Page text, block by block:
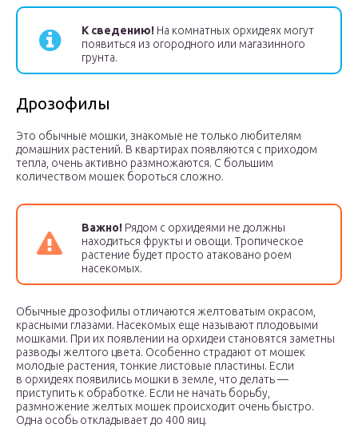
К сведению! На комнатных орхидеях могут
появиться из огородного или магазинного
грунта.
Дрозофилы
Это обычные мошки, знакомые не только любителям
домашних растений. В квартирах появляются с приходом
тепла, очень активно размножаются. С большим
количеством мошек бороться сложно.
Важно! Рядом с орхидеями не должны
находиться фрукты и овощи. Тропическое
растение будет просто атаковано роем
насекомых.
Обычные дрозофилы отличаются желтоватым окрасом,
красными глазами. Насекомых еще называют плодовыми
мошками. При их появлении на орхидеи становятся заметны
разводы желтого цвета. Особенно страдают от мошек
молодые растения, тонкие листовые пластины. Если
в орхидеях появились мошки в земле, что делать —
приступить к обработке. Если не начать борьбу,
размножение желтых мошек происходит очень быстро.
Одна особь откладывает до 400 яиц.